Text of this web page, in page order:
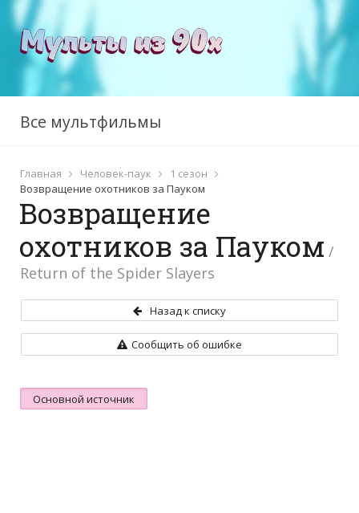
Все мультфильмы
Главная Человек-паук
1 сезон
Возвращение охотников за Пауком
Возвращение
охотников за Пауком /
Return of the Spider Slayers
Назад к списку
Сообщить об ошибке
Основной источник